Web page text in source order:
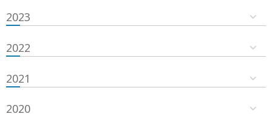
2023
2022
2021
2020